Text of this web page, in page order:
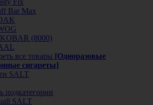
Bar Max
(8000)
все товары [Одноразовые
сигареты]
SALT
подкатегории
SALT